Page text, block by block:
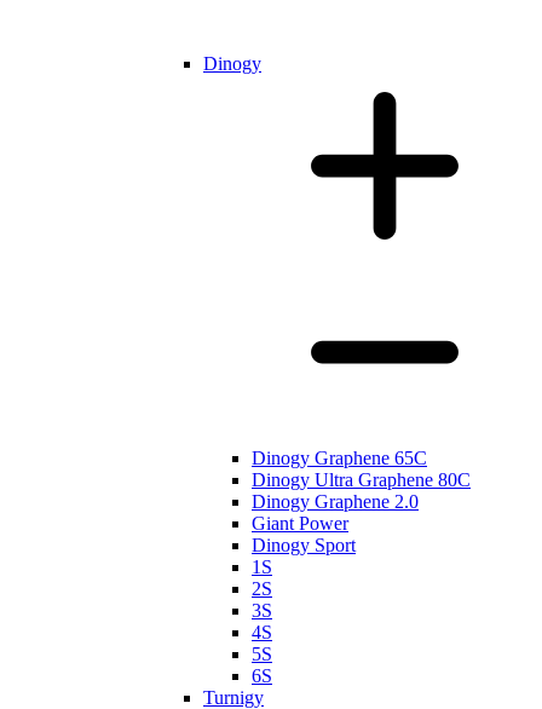
Dinogy
Dinogy Graphene 65C
Dinogy Ultra Graphene 80C
Dinogy Graphene 2.0
Giant Power
Dinogy Sport
1S
2S
3S
4S
5S
6S
Turnigy